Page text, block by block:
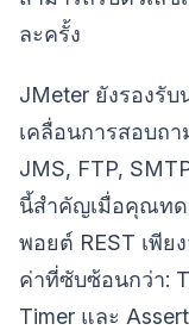
ละครั้ง
JMeter ยังรองรั
เคลื่อนการสอบถ
JMS, FTP,
นี้สำคัญเมื่อคุณทด
พอยต์ REST เพีย
ค่าที่ซับซ้อนกว่า:
Timer และ